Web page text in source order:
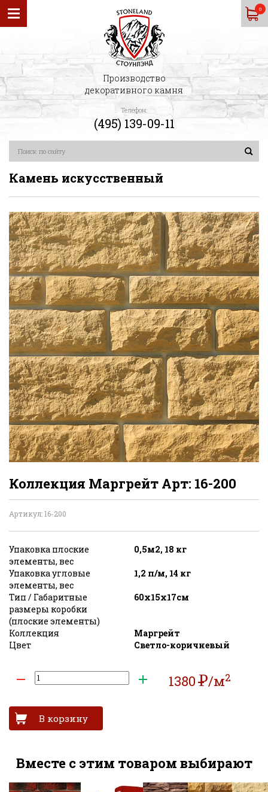
0
Производство
декоративного камня
Телефон:
(495) 139-09-11
Камень искусственный
Коллекция Маргрейт Арт: 16-200
Артикул: 16-200
Упаковка плоские
элементы, вес
0,5м2, 18 кг
Упаковка угловые
элементы, вес
1,2 п/м, 14 кг
Тип / Габаритные
размеры коробки
(плоские элементы)
60х15х17см
Коллекция
Маргрейт
Цвет
Светло-коричневый
1380Р/м2
Вместе с этим товаром выбирают